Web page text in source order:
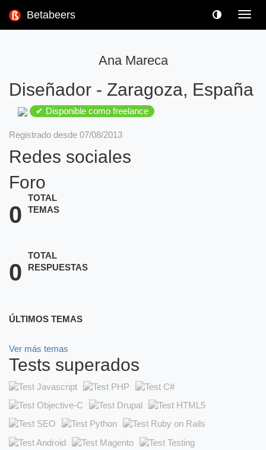
Betabeers
Ana Mareca
Diseñador - Zaragoza, España
✔ Disponible como freelance
Registrado desde 07/08/2013
Redes sociales
Foro
0
TOTAL
TEMAS
0
TOTAL
RESPUESTAS
ÚLTIMOS TEMAS
Ver más temas
Tests superados